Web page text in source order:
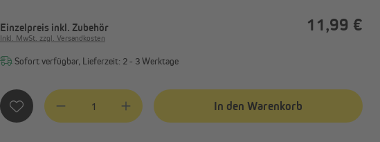
Einzelpreis inkl. Zubehör 11,99 €
Inkl. MwSt. zzgl. Versandkosten
Sofort verfügbar, Lieferzeit: 2 - 3 Werktage
Produkt Anzahl: Gib den gewünschten Wert ein oder benutze die
In den Warenkorb